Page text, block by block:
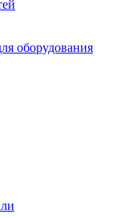
оборудования